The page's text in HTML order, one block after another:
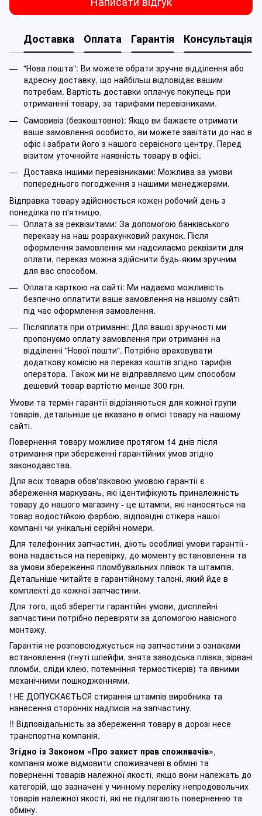
Доставка Оплата Гарантія Консультація
"Нова пошта": Ви можете обрати зручне відділення або
адресну доставку, що найбільш відповідає вашим
потребам. Вартість доставки оплачує покупець при
отриманнні товару, за тарифами перевізниками.
Самовивіз (безкоштовно): Якщо ви бажаєте отримати
ваше замовлення особисто, ви можете завітати до нас в
офіс і забрати його з нашого сервісного центру. Перед
візитом уточнюйте наявність товару в офісі.
Доставка іншими перевізниками: Можлива за умови
попереднього погодження з нашими менеджерами.
Відправка товару здійснюється кожен робочий день з
понеділка по п'ятницю.
Оплата за реквізитами: За допомогою банківського
переказу на наш розрахунковий рахунок. Після
оформлення замовлення ми надсилаємо реквізити для
оплати, переказ можна здійснити будь-яким зручним
для вас способом.
Оплата карткою на сайті: Ми надаємо можливість
безпечно оплатити ваше замовлення на нашому сайті
під час оформлення замовлення.
Післяплата при отриманні: Для вашої зручності ми
пропонуємо оплату замовлення при отриманні на
відділенні "Нової пошти". Потрібно враховувати
додаткову комісію на переказ коштів згідно тарифів
оператора. Також ми не відправляємо цим способом
дешевий товар вартістю менше 300 грн.
Умови та термін гарантії відрізняються для кожної групи
товарів, детальніше це вказано в описі товару на нашому
сайті.
Повернення товару можливе протягом 14 днів після
отримання при збереженні гарантійних умов згідно
законодавства.
Для всіх товарів обов'язковою умовою гарантії є
збереження маркувань, які ідентифікують приналежність
товару до нашого магазину - це штампи, які наносяться на
товар водостійкою фарбою, відповідні стікера нашої
компанії чи унікальні серійні номери.
Для телефонних запчастин, діють особливі умови гарантії -
вона надається на перевірку, до моменту встановлення та
за умови збереження пломбувальних плівок та штампів.
Детальніше читайте в гарантійному талоні, який йде в
комплекті до кожної запчастини.
Для того, щоб зберегти гарантійні умови, дисплейні
запчастини потрібно перевіряти за допомогою навісного
монтажу.
Гарантія не розповсюджується на запчастини з ознаками
встановлення (гнуті шлейфи, знята заводська плівка, зірвані
пломби, сліди клею, потемніння термостікерів) та явними
механічними пошкодженнями.
! НЕ ДОПУСКАЄТЬСЯ стирання штампів виробника та
нанесення сторонніх надписів на запчастину.
!! Відповідальність за збереження товару в дорозі несе
транспортна компанія.
Згідно із Законом «Про захист прав споживачів»,
компанія може відмовити споживачеві в обміні та
поверненні товарів належної якості, якщо вони належать до
категорій, що зазначені у чинному переліку непродовольчих
товарів належної якості, які не підлягають поверненню та
обміну.